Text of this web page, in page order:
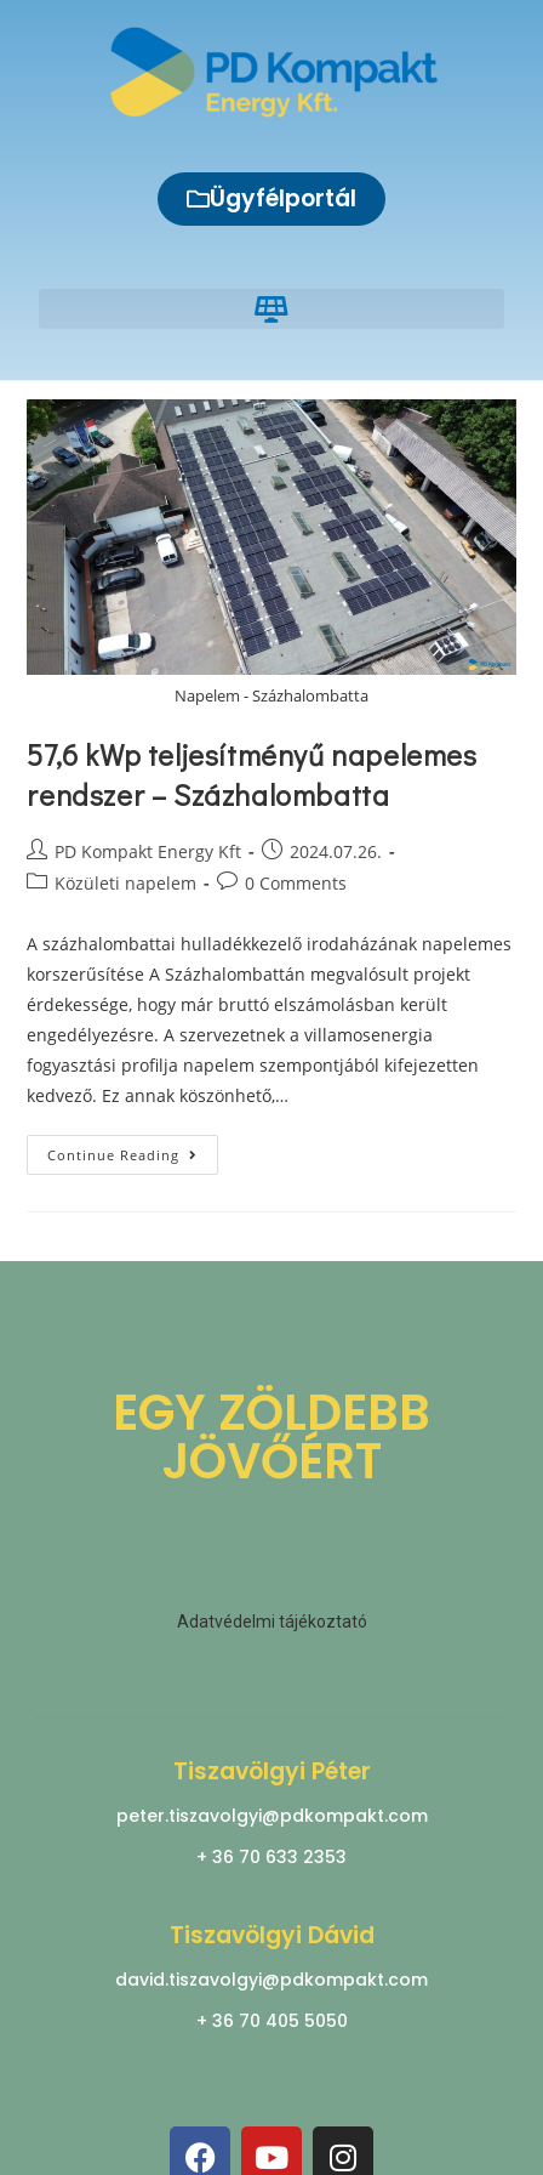
Ügyfélportál
Napelem - Százhalombatta
57,6 kWp teljesítményű napelemes
rendszer – Százhalombatta
PD Kompakt Energy Kft
2024.07.26.
Közületi napelem
0 Comments
A százhalombattai hulladékkezelő irodaházának napelemes
korszerűsítése A Százhalombattán megvalósult projekt
érdekessége, hogy már bruttó elszámolásban került
engedélyezésre. A szervezetnek a villamosenergia
fogyasztási profilja napelem szempontjából kifejezetten
kedvező. Ez annak köszönhető,…
Continue Reading
EGY ZÖLDEBB
JÖVŐÉRT
Adatvédelmi tájékoztató
Tiszavölgyi Péter
peter.tiszavolgyi@pdkompakt.com
+ 36 70 633 2353
Tiszavölgyi Dávid
david.tiszavolgyi@pdkompakt.com
+ 36 70 405 5050